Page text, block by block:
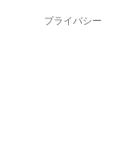
プライバシー